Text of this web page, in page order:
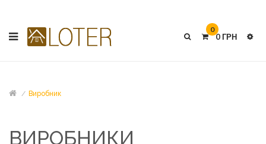
0
0 ГРН
Виробник
ВИРОБНИКИ